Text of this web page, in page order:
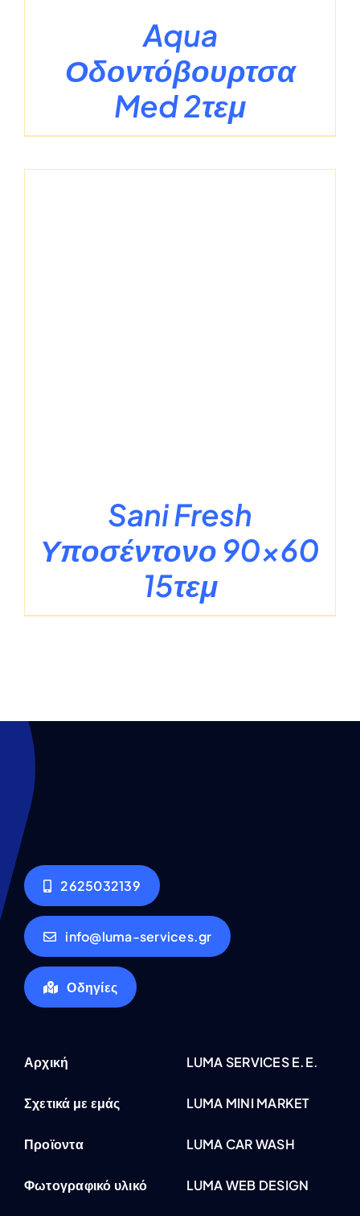
Aqua
Οδοντόβουρτσα
Med 2τεμ
Sani Fresh
Υποσέντονο 90×60
15τεμ
2625032139
info@luma-services.gr
Οδηγίες
Αρχική
Σχετικά με εμάς
Προϊοντα
Φωτογραφικό υλικό
LUMA SERVICES E.E.
LUMA MINI MARKET
LUMA CAR WASH
LUMA WEB DESIGN